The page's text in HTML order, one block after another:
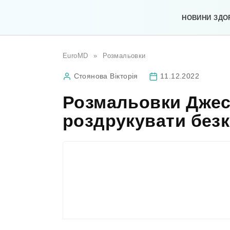
НОВИНИ
EuroMD » Розмальовки
Стоянова Вікторія 11.12.2022
Розмальовки
роздрукувати